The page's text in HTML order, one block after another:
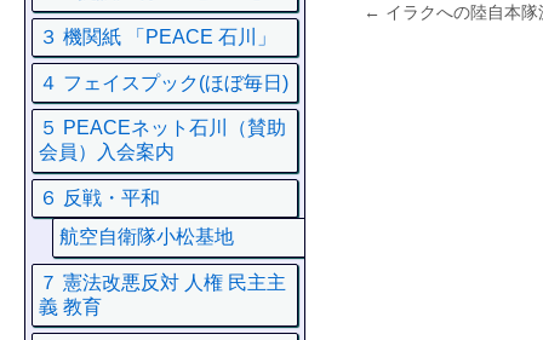
← イラクへの陸自本
３ 機関紙 「PEACE 石川」
４ フェイスプック(ほぼ毎日)
５ PEACEネット石川（賛助
会員）入会案内
６ 反戦・平和
航空自衛隊小松基地
７ 憲法改悪反対 人権 民主主
義 教育